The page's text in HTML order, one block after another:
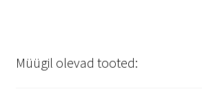
Müügil olevad tooted: